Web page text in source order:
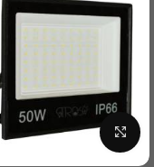
بزرگنمایی تصویر